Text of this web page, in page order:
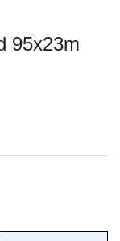
95x23m